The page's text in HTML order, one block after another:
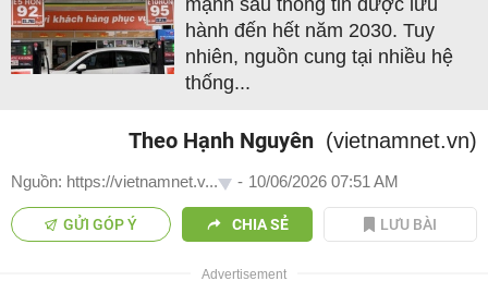
mạnh sau thông tin được lưu
hành đến hết năm 2030. Tuy
nhiên, nguồn cung tại nhiều hệ
thống...
Theo Hạnh Nguyên (vietnamnet.vn)
Nguồn: https://vietnamnet.v... - 10/06/2026 07:51 AM
GỬI GÓP Ý CHIA SẺ LƯU BÀI